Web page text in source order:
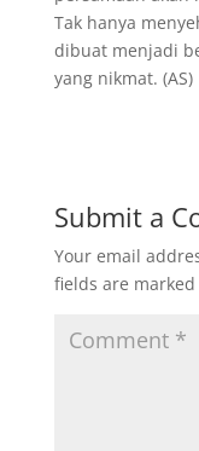
Tak hanya
dibuat menjadi
yang nikmat. (AS)
Submit a
Your email
fields are marked